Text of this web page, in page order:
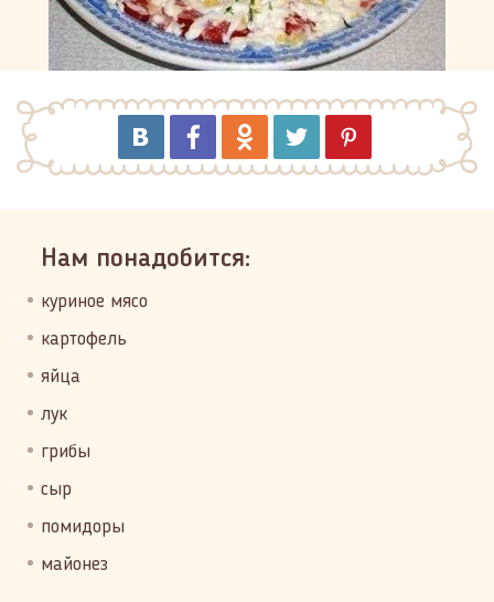
Нам понадобится:
куриное мясо
картофель
яйца
лук
грибы
сыр
помидоры
майонез